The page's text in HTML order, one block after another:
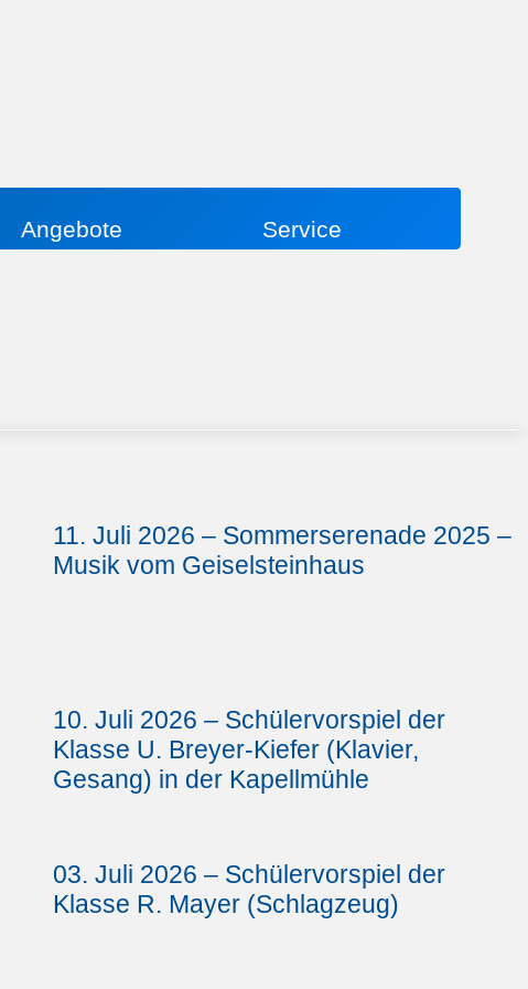
Angebote Service
11. Juli 2026 – Sommerserenade 2025 –
Musik vom Geiselsteinhaus
10. Juli 2026 – Schülervorspiel der
Klasse U. Breyer-Kiefer (Klavier,
Gesang) in der Kapellmühle
03. Juli 2026 – Schülervorspiel der
Klasse R. Mayer (Schlagzeug)